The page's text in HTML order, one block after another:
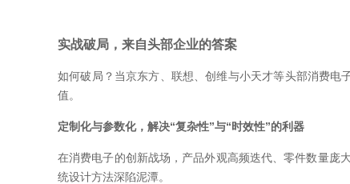
实战破局，来自头部企业的答案
如何破局？当京东方、联想、创维与小天才等头部消费电
值。
定制化与参数化，解决“复杂性”与“时效性”的利器
在消费电子的创新战场，产品外观高频迭代、零件数量
统设计方法深陷泥潭。